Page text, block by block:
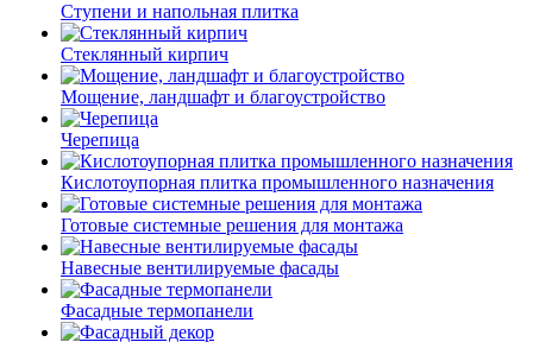
Ступени и напольная плитка
Cтеклянный кирпич
Мощение, ландшафт и благоустройство
Черепица
Кислотоупорная плитка промышленного назначения
Готовые системные решения для монтажа
Навесные вентилируемые фасады
Фасадные термопанели